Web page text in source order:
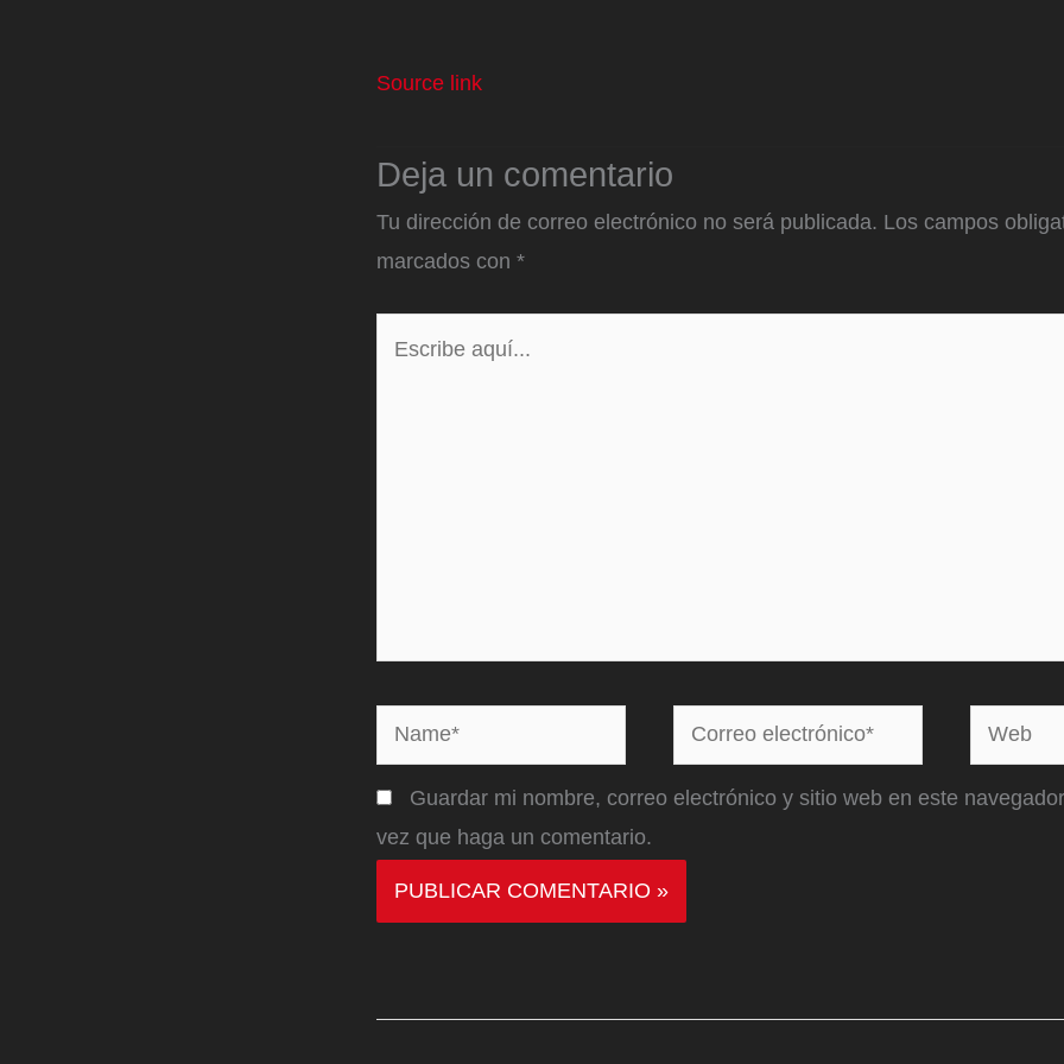
Source link
Deja un comentario
Tu dirección de correo electrónico no será publicada. Los campos
marcados con *
Name*
Correo
electrónico*
Web
Guardar mi nombre, correo electrónico y sitio web en este
vez que haga un comentario.